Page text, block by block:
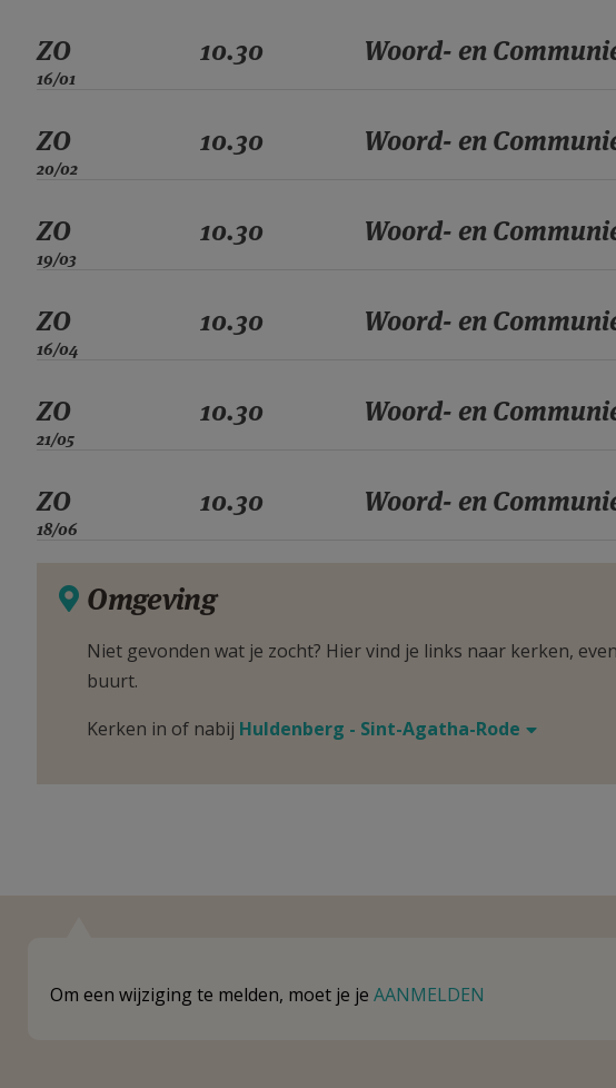
ZO
16/01
10.30 Woord- en
ZO
20/02
10.30 Woord- en
ZO
19/03
10.30 Woord- en
ZO
16/04
10.30 Woord- en
ZO
21/05
10.30 Woord- en
ZO
18/06
10.30 Woord- en
Omgeving
Niet gevonden wat je zocht? Hier vind je links naar kerken,
buurt.
Kerken in of nabij Huldenberg - Sint-Agatha-Rode
Om een wijziging te melden, moet je je AANMELDEN